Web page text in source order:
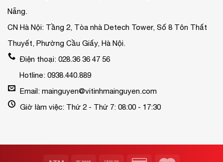
Nẵng.
CN Hà Nội: Tầng 2, Tòa nhà Detech Tower, Số 8 Tôn Thất
Thuyết, Phường Cầu Giấy, Hà Nội.
Điện thoại: 028.36 36 47 56
Hotline: 0938.440.889
Email: mainguyen@vitinhmainguyen.com
Giờ làm việc: Thứ 2 - Thứ 7: 08:00 - 17:30